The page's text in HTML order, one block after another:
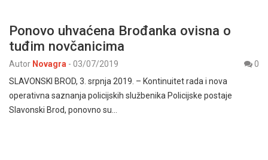
Ponovo uhvaćena Brođanka ovisna o
tuđim novčanicima
Autor Novagra - 03/07/2019
0
SLAVONSKI BROD, 3. srpnja 2019. – Kontinuitet rada i nova
operativna saznanja policijskih službenika Policijske postaje
Slavonski Brod, ponovno su…